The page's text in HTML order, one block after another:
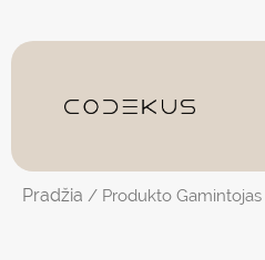
prie
Pradžia / Produkto